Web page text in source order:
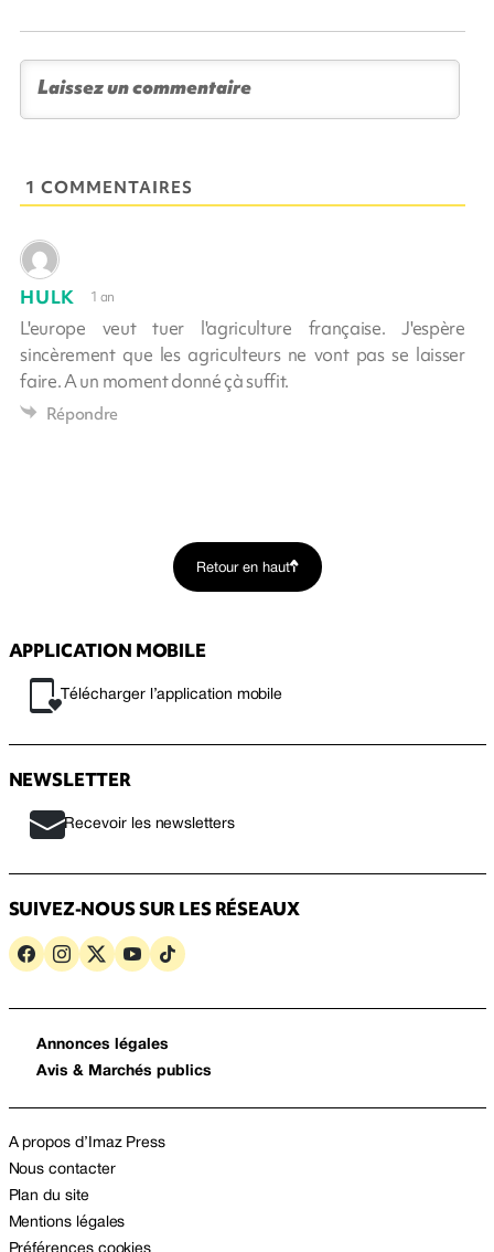
1 COMMENTAIRES
HULK 1 an
L'europe veut tuer l'agriculture française. J'espère
sincèrement que les agriculteurs ne vont pas se laisser
faire. A un moment donné çà suffit.
Répondre
Retour en haut
APPLICATION MOBILE
Télécharger l’application mobile
NEWSLETTER
Recevoir les newsletters
SUIVEZ-NOUS SUR LES RÉSEAUX
Annonces légales
Avis & Marchés publics
A propos d’Imaz Press
Nous contacter
Plan du site
Mentions légales
Préférences cookies